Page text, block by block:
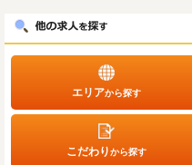
エリアから探す
こだわりから探す